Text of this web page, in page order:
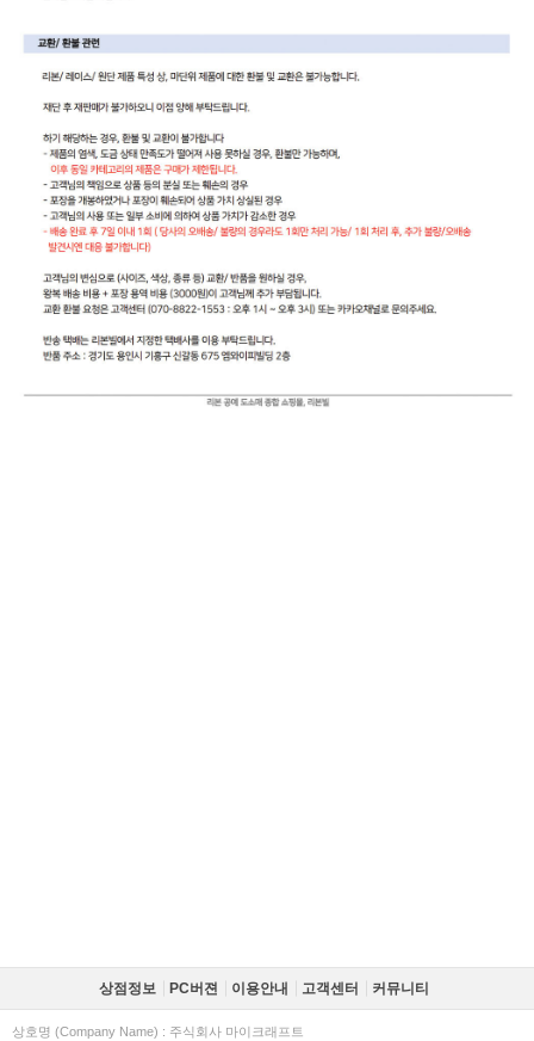
상점정보 PC버젼 이용안내 고객센터 커뮤니티
상호명 (Company Name) : 주식회사 마이크래프트